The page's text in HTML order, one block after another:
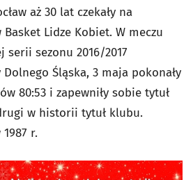
aż 30 lat czekały na
Lidze Kobiet. W meczu
serii sezonu 2016/2017
Śląska, 3 maja pokonały
80:53 i zapewniły sobie tytuł
w historii tytuł klubu.
r.